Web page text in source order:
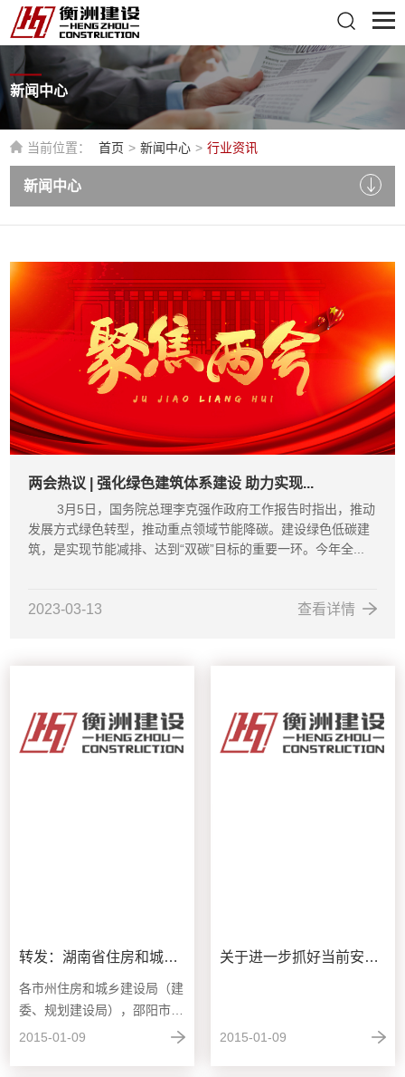
新闻中心
当前位置： 首页 > 新闻中心 > 行业资讯
新闻中心
两会热议 | 强化绿色建筑体系建设 助力实现...
3月5日，国务院总理李克强作政府工作报告时指出，推动
发展方式绿色转型，推动重点领域节能降碳。建设绿色低碳建
筑，是实现节能减排、达到“双碳”目标的重要一环。今年全...
2023-03-13 查看详情
转发：湖南省住房和城乡建设厅关于印发《全省房屋市政工程在建工地安全隐患大排查工作方案》的通知
各市州住房和城乡建设局（建
委、规划建设局），邵阳市建
工局，省质安监总站： 为...
2015-01-09
关于进一步抓好当前安全生产工作的紧急通知
2015-01-09